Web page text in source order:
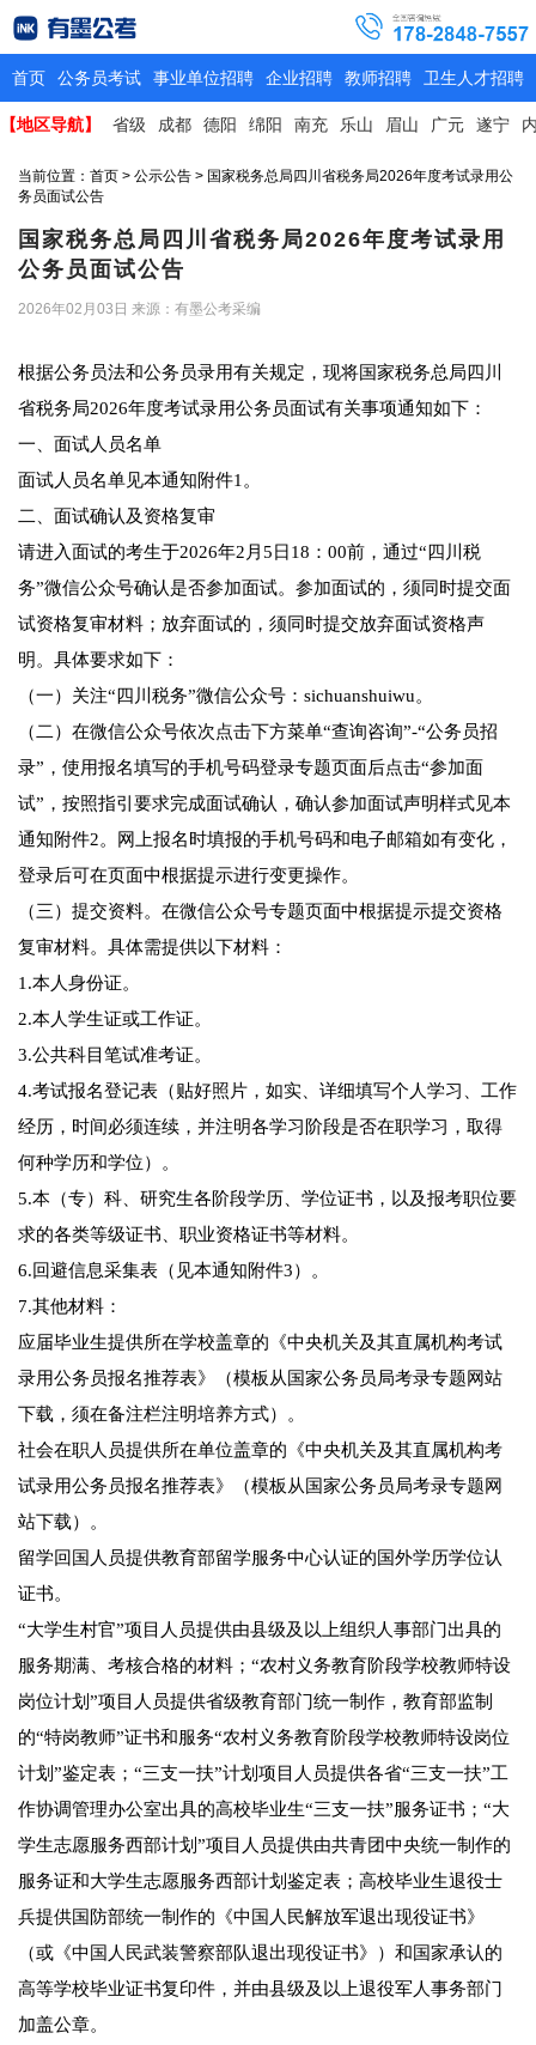
首页 公务员考试 事业单位招聘 企业招聘 教师招聘 卫生人才招聘
【地区导航】 省级 成都 德阳 绵阳 南充 乐山 眉山 广元 遂宁
当前位置： 首页 > 公示公告 > 国家税务总局四川省税务局2026年度考试录用公
务员面试公告
国家税务总局四川省税务局2026年度考试录用
公务员面试公告
2026年02月03日 来源：有墨公考采编
根据公务员法和公务员录用有关规定，现将国家税务总局四川
省税务局2026年度考试录用公务员面试有关事项通知如下：
一、面试人员名单
面试人员名单见本通知附件1。
二、面试确认及资格复审
请进入面试的考生于2026年2月5日18：00前，通过“四川税
务”微信公众号确认是否参加面试。参加面试的，须同时提交面
试资格复审材料；放弃面试的，须同时提交放弃面试资格声
明。具体要求如下：
（一）关注“四川税务”微信公众号：sichuanshuiwu。
（二）在微信公众号依次点击下方菜单“查询咨询”-“公务员招
录”，使用报名填写的手机号码登录专题页面后点击“参加面
试”，按照指引要求完成面试确认，确认参加面试声明样式见本
通知附件2。网上报名时填报的手机号码和电子邮箱如有变化，
登录后可在页面中根据提示进行变更操作。
（三）提交资料。在微信公众号专题页面中根据提示提交资格
复审材料。具体需提供以下材料：
1.本人身份证。
2.本人学生证或工作证。
3.公共科目笔试准考证。
4.考试报名登记表（贴好照片，如实、详细填写个人学习、工作
经历，时间必须连续，并注明各学习阶段是否在职学习，取得
何种学历和学位）。
5.本（专）科、研究生各阶段学历、学位证书，以及报考职位要
求的各类等级证书、职业资格证书等材料。
6.回避信息采集表（见本通知附件3）。
7.其他材料：
应届毕业生提供所在学校盖章的《中央机关及其直属机构考试
录用公务员报名推荐表》（模板从国家公务员局考录专题网站
下载，须在备注栏注明培养方式）。
社会在职人员提供所在单位盖章的《中央机关及其直属机构考
试录用公务员报名推荐表》（模板从国家公务员局考录专题网
站下载）。
留学回国人员提供教育部留学服务中心认证的国外学历学位认
证书。
“大学生村官”项目人员提供由县级及以上组织人事部门出具的
服务期满、考核合格的材料；“农村义务教育阶段学校教师特设
岗位计划”项目人员提供省级教育部门统一制作，教育部监制
的“特岗教师”证书和服务“农村义务教育阶段学校教师特设岗位
计划”鉴定表；“三支一扶”计划项目人员提供各省“三支一扶”工
作协调管理办公室出具的高校毕业生“三支一扶”服务证书；“大
学生志愿服务西部计划”项目人员提供由共青团中央统一制作的
服务证和大学生志愿服务西部计划鉴定表；高校毕业生退役士
兵提供国防部统一制作的《中国人民解放军退出现役证书》
（或《中国人民武装警察部队退出现役证书》）和国家承认的
高等学校毕业证书复印件，并由县级及以上退役军人事务部门
加盖公章。